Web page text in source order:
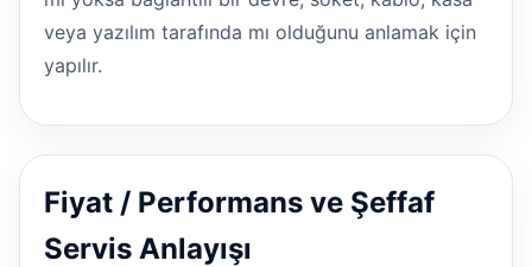
veya yazılım tarafında mı olduğunu anlamak için
yapılır.
Fiyat / Performans ve Şeffaf
Servis Anlayışı